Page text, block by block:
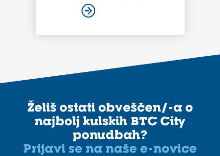
Želiš ostati obveščen/-a o
najbolj kulskih BTC City
ponudbah?
Prijavi se na naše e-novice